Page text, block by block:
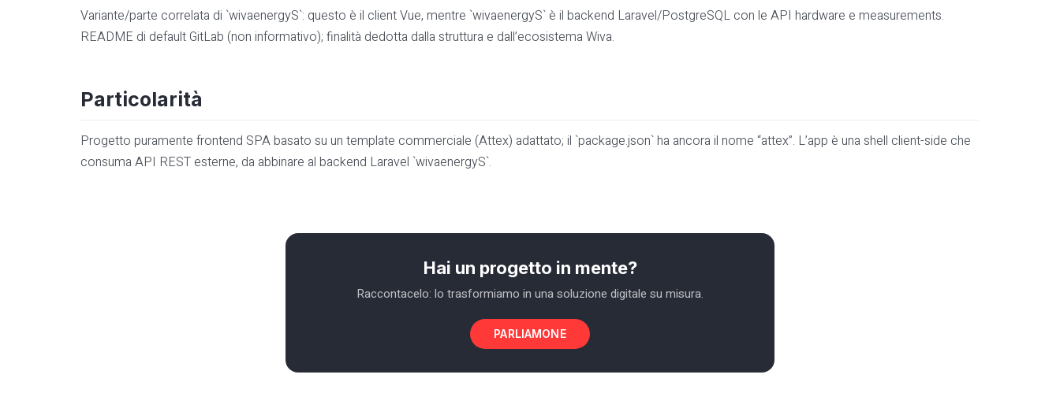
Variante/parte correlata di `wivaenergyS`: questo è il client Vue, mentre `wivaenergyS` è il backend Laravel/PostgreSQL con le API hardware e measurements.
README di default GitLab (non informativo); finalità dedotta dalla struttura e dall’ecosistema Wiva.
Particolarità
Progetto puramente frontend SPA basato su un template commerciale (Attex) adattato; il `package.json` ha ancora il nome “attex”. L’app è una shell client-side che
consuma API REST esterne, da abbinare al backend Laravel `wivaenergyS`.
Hai un progetto in mente?
Raccontacelo: lo trasformiamo in una soluzione digitale su misura.
PARLIAMONE